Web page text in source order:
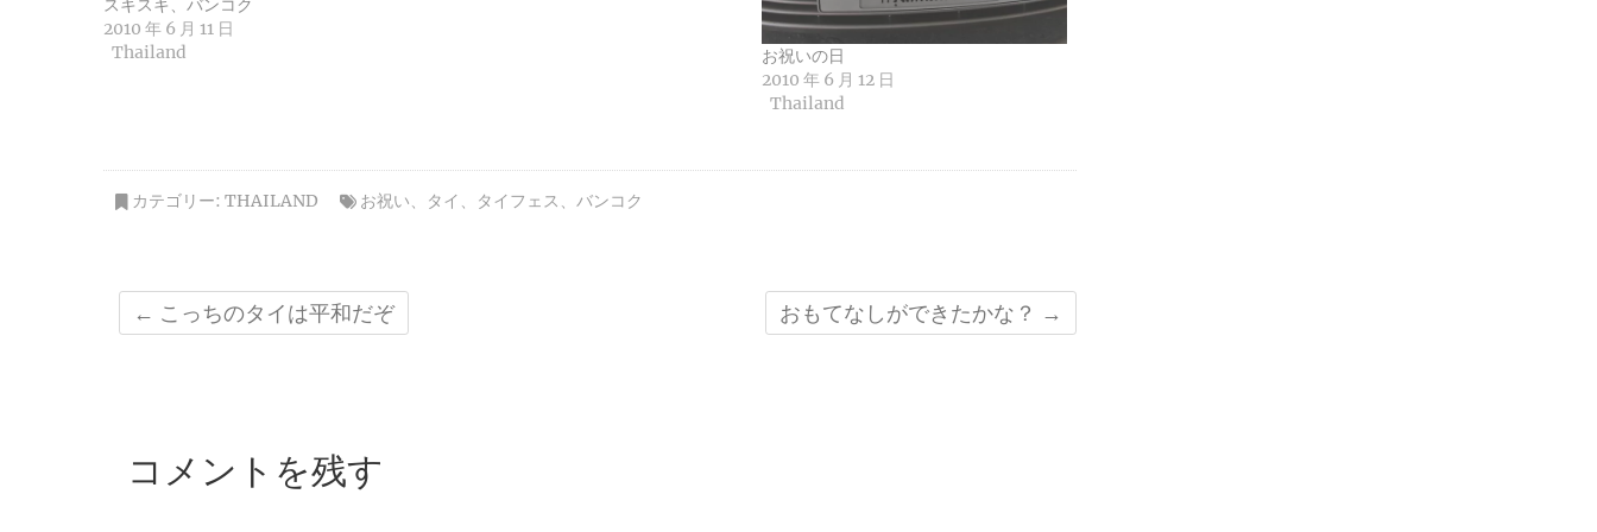
スキスキ、バンコク
2010 年 6 月 11 日
Thailand
お祝いの日
2010 年 6 月 12 日
Thailand
カテゴリー: THAILAND お祝い、 タイ 、 タイフェス 、 バンコク
← こっちのタイは平和だぞ おもてなしができたかな？ →
コメントを残す